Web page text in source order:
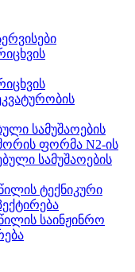
სამუშაოების
ფორმა N2-ის
სამუშაოების
ტექნიკური
საინჟინრო